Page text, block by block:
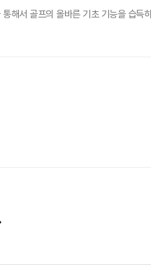
해서 골프의 올바른 기초 기능을 습득